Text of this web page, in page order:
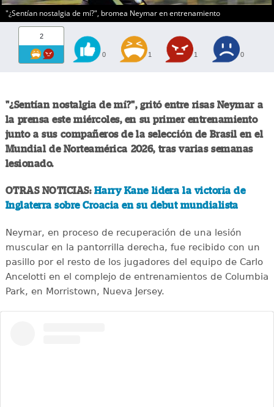
"¿Sentían nostalgia de mí?", bromea Neymar en entrenamiento
2
0 1 1 0
"¿Sentían nostalgia de mí?", gritó entre risas Neymar a
la prensa este miércoles, en su primer entrenamiento
junto a sus compañeros de la selección de Brasil en el
Mundial de Norteamérica 2026, tras varias semanas
lesionado.
OTRAS NOTICIAS: Harry Kane lidera la victoria de
Inglaterra sobre Croacia en su debut mundialista
Neymar, en proceso de recuperación de una lesión
muscular en la pantorrilla derecha, fue recibido con un
pasillo por el resto de los jugadores del equipo de Carlo
Ancelotti en el complejo de entrenamientos de Columbia
Park, en Morristown, Nueva Jersey.